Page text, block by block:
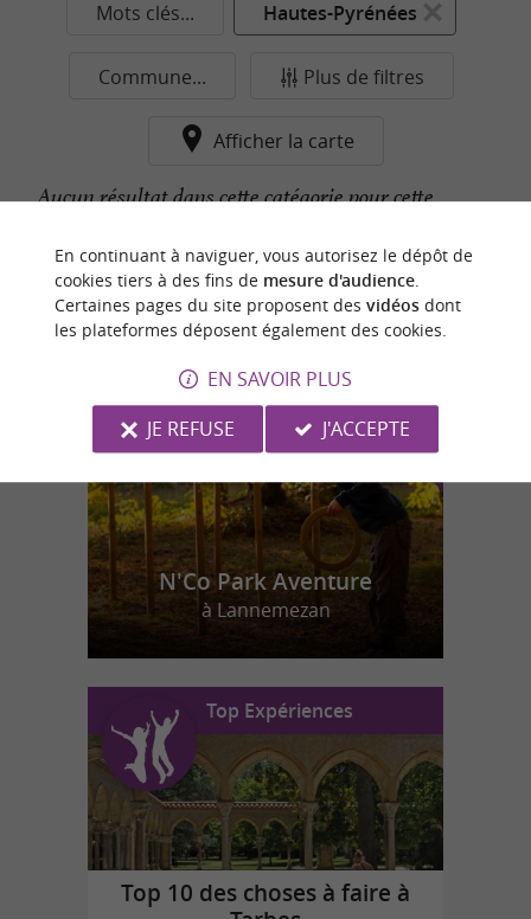
Mots clés... Hautes-Pyrénées
Commune... Plus de filtres
Afficher la carte
Aucun résultat dans cette catégorie pour cette
n
o
t
r
e
c
o
u
p
d
e
c
o
e
u
r
N'Co Park Aventure
à Lannemezan
Top Expériences
Top 10 des choses à faire à
En continuant à naviguer, vous autorisez le dépôt de
cookies tiers à des fins de mesure d'audience.
Certaines pages du site proposent des vidéosdont
les plateformes déposent également des cookies.
EN SAVOIR PLUS
JE REFUSE
J'ACCEPTE